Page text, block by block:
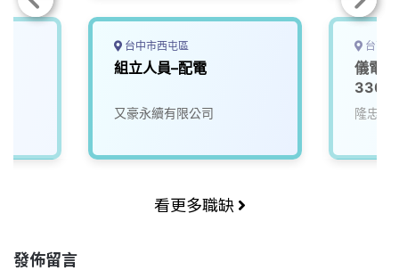
台中市西屯區
組立人員–配電
又豪永續有限公司
台南
儀電
隆忠企
看更多職缺
發佈留言